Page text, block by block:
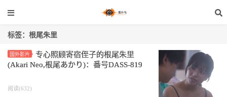
标签：根尾朱里
国外影片
专心照顾寄宿侄子的根尾朱里
(Akari Neo,根尾あかり)：番号DASS-819
阅读(632)